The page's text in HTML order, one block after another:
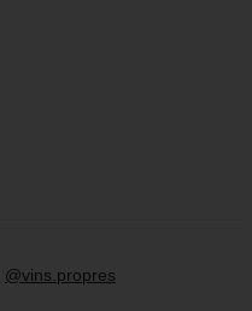
@vins.propres